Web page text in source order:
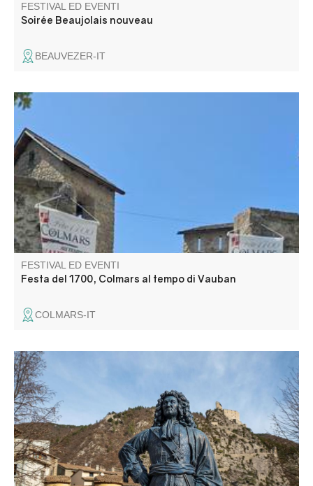
FESTIVAL ED EVENTI
Soirée Beaujolais nouveau
BEAUVEZER-IT
mercatino, animazioni di strada, visite guidate, teatro,
musica, spettacoli itineranti e rappresentazioni! Indossate
un costume per rendere la festa ancora più bella.
FESTIVAL ED EVENTI
Festa del 1700, Colmars al tempo di Vauban
COLMARS-IT
Passeggiate nel villaggio di Entrevaux e scoprite una città
medievale fortificata.